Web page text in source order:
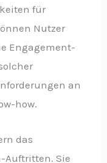
für
Nutzer
Engagement-
an
how.
das
Auftritten. Sie